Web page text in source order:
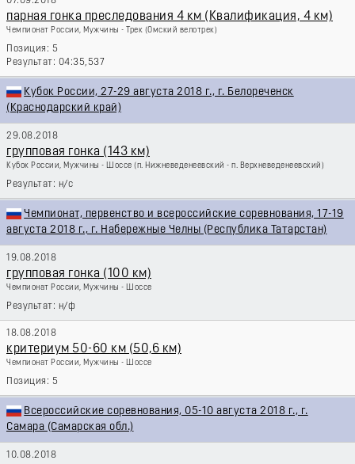
парная гонка преследования 4 км (Квалификация, 4 км)
Чемпионат России, Мужчины - Трек (Омский велотрек)
5
04:35,537
Кубок России, 27-29 августа 2018 г., г. Белореченск
(Краснодарский край)
29.08.2018
групповая гонка (143 км)
Кубок России, Мужчины - Шоссе (п. Нижневеденеевский - п. Верхневеденеевский)
н/с
Чемпионат, первенство и всероссийские соревнования, 17-19
августа 2018 г., г. Набережные Челны (Республика Татарстан)
19.08.2018
групповая гонка (100 км)
Чемпионат России, Мужчины - Шоссе
н/ф
18.08.2018
критериум 50-60 км (50,6 км)
Чемпионат России, Мужчины - Шоссе
5
Всероссийские соревнования, 05-10 августа 2018 г., г.
Самара (Самарская обл.)
10.08.2018